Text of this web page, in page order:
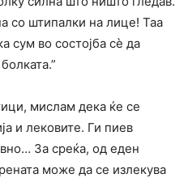
со штипалки на лице! Таа
сум во состојба сè да
мислам дека ќе се
и лековите. Ги пиев
За среќа, од еден
може да се излекува